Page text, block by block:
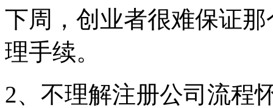
下周，创业者很难保证
理手续。
2、不理解注册公司流程